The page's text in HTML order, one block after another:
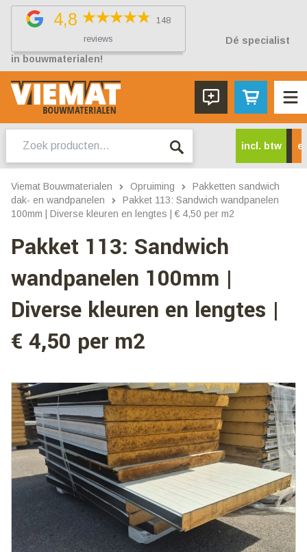
4,8
148
reviews
Dé specialist
in bouwmaterialen!
naar:
incl. btw
Viemat Bouwmaterialen Opruiming
Pakketten sandwich
dak- en wandpanelen
Pakket 113: Sandwich wandpanelen
100mm | Diverse kleuren en lengtes | € 4,50 per m2
Pakket 113: Sandwich
wandpanelen 100mm |
Diverse kleuren en lengtes |
€ 4,50 per m2